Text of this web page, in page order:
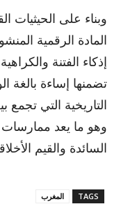
وبناء على الحيثيات
المادة الرقمية
إذكاء الفتنة
تضمنها إساءة بالغة
التاريخية التي تجمع
وهو ما يعد
السائدة والقيم
TAGS المغرب